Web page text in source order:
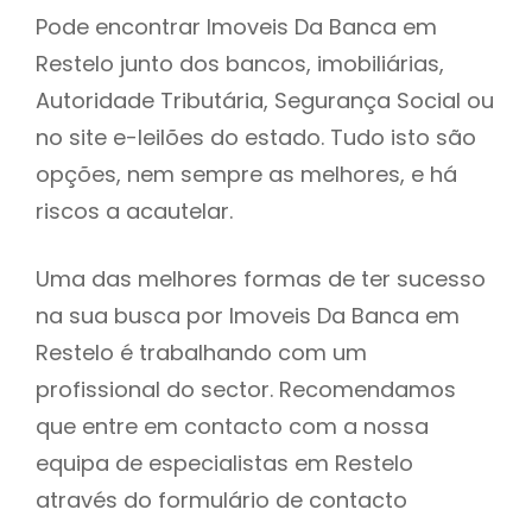
Pode encontrar Imoveis Da Banca em
Restelo junto dos bancos, imobiliárias,
Autoridade Tributária, Segurança Social ou
no site e-leilões do estado. Tudo isto são
opções, nem sempre as melhores, e há
riscos a acautelar.
Uma das melhores formas de ter sucesso
na sua busca por Imoveis Da Banca em
Restelo é trabalhando com um
profissional do sector. Recomendamos
que entre em contacto com a nossa
equipa de especialistas em Restelo
através do formulário de contacto